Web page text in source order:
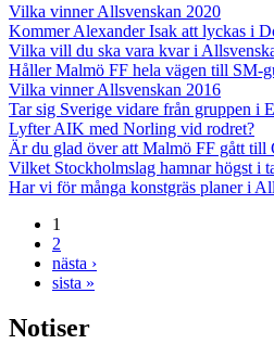
Vilka vinner Allsvenskan 2020
Kommer Alexander Isak att lyckas i
Vilka vill du ska vara kvar i
Håller Malmö FF hela vägen till SM-
Vilka vinner Allsvenskan 2016
Tar sig Sverige vidare från gruppen i
Lyfter AIK med Norling vid rodret?
Är du glad över att Malmö FF gått till
Vilket Stockholmslag hamnar högst i
Har vi för många konstgräs planer i
1
2
nästa ›
sista »
Notiser